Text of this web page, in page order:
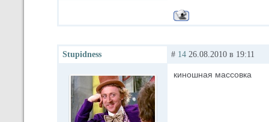
Stupidness # 14 26.08.2010 в 19:11
киношная массовка